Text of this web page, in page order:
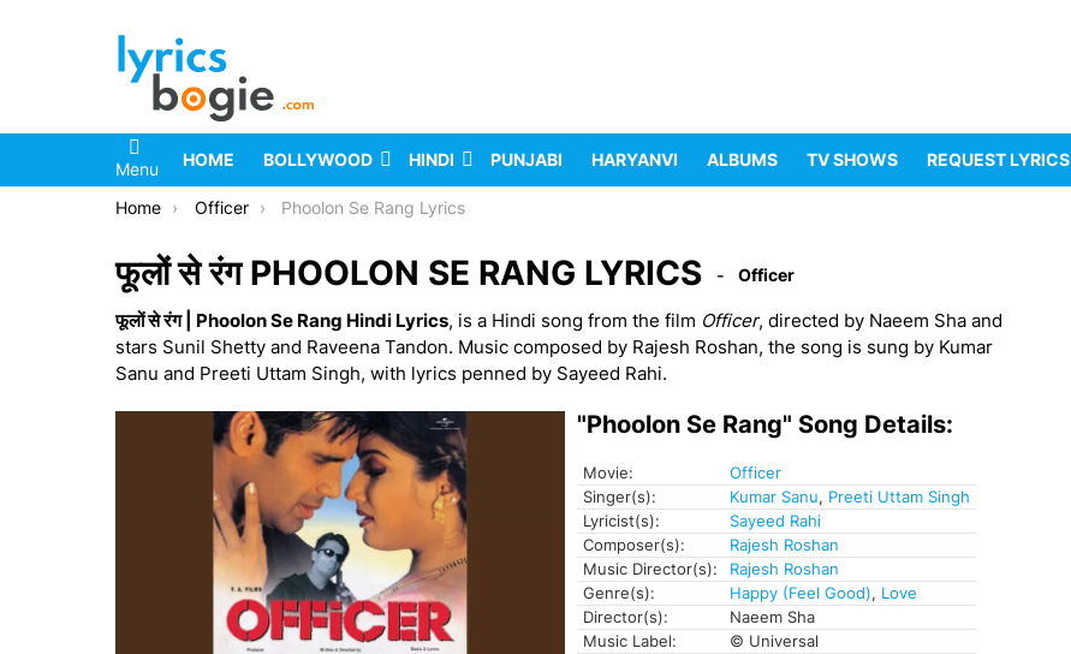
Menu HOME BOLLYWOOD HINDI PUNJABI HARYANVI ALBUMS TV SHOWS REQUEST LYRICS
You are here:
Home Officer Phoolon Se Rang Lyrics
फूलों से रंग PHOOLON SE RANG LYRICS Officer
फूलों से रंग | Phoolon Se Rang Hindi Lyrics, is a Hindi song from the film Officer, directed by Naeem Sha and
stars Sunil Shetty and Raveena Tandon. Music composed by Rajesh Roshan, the song is sung by Kumar
Sanu and Preeti Uttam Singh, with lyrics penned by Sayeed Rahi.
"Phoolon Se Rang" Song Details:
Movie:
Officer
Singer(s):
Kumar Sanu, Preeti Uttam Singh
Lyricist(s):
Sayeed Rahi
Composer(s):
Rajesh Roshan
Music Director(s):
Rajesh Roshan
Genre(s):
Happy (Feel Good), Love
Director(s):
Naeem Sha
Music Label:
© Universal